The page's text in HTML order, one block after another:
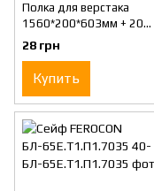
Полка для верстака
1560*200*603мм + 20
держателей TOPTUL
TAAD1602
28 грн
Купить